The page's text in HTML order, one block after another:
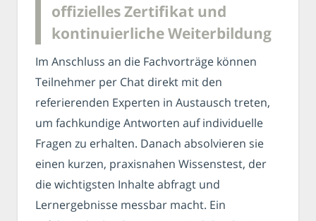
offizielles Zertifikat und
kontinuierliche Weiterbildung
Im Anschluss an die Fachvorträge können
Teilnehmer per Chat direkt mit den
referierenden Experten in Austausch treten,
um fachkundige Antworten auf individuelle
Fragen zu erhalten. Danach absolvieren sie
einen kurzen, praxisnahen Wissenstest, der
die wichtigsten Inhalte abfragt und
Lernergebnisse messbar macht. Ein